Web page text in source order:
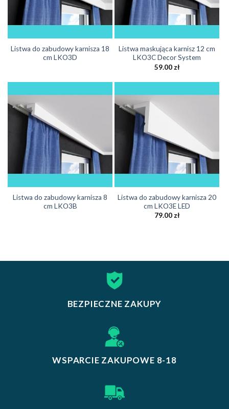
Listwa do zabudowy karnisza 18
cm LKO3D
Listwa maskująca karnisz 12 cm
LKO3C Decor System
59.00 zł
Listwa do zabudowy karnisza 8
cm LKO3B
Listwa do zabudowy karnisza 20
cm LKO3E LED
79.00 zł
BEZPIECZNE ZAKUPY
WSPARCIE ZAKUPOWE 8-18